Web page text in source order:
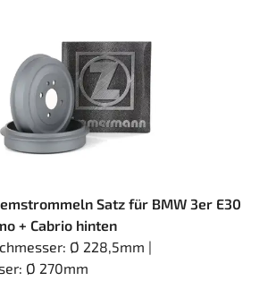
Satz für BMW 3er E30
+ Cabrio hinten
Ø 228,5mm |
Ø 270mm